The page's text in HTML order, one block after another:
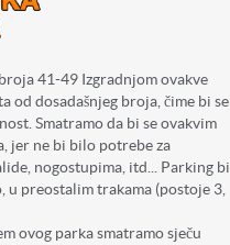
41-49 Izgradnjom ovakve
od dosadašnjeg broja, čime bi se
Smatramo da bi se ovakvim
jer ne bi bilo potrebe za
nogostupima, itd... Parking bi
preostalim trakama (postoje 3,
ovog parka smatramo sječu